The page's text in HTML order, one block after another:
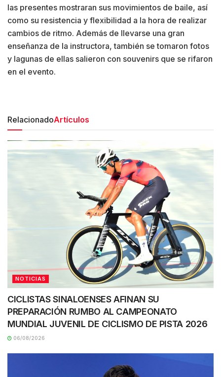
las presentes mostraran sus movimientos de baile, así
como su resistencia y flexibilidad a la hora de realizar
cambios de ritmo. Además de llevarse una gran
enseñanza de la instructora, también se tomaron fotos
y lagunas de ellas salieron con souvenirs que se rifaron
en el evento.
RelacionadoArtículos
NOTICIAS
CICLISTAS SINALOENSES AFINAN SU
PREPARACIÓN RUMBO AL CAMPEONATO
MUNDIAL JUVENIL DE CICLISMO DE PISTA 2026
06/08/2026